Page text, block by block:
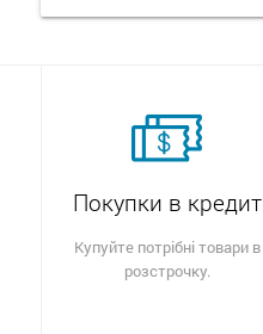
Покупки в кредит
Купуйте потрібні товари в
розстрочку.